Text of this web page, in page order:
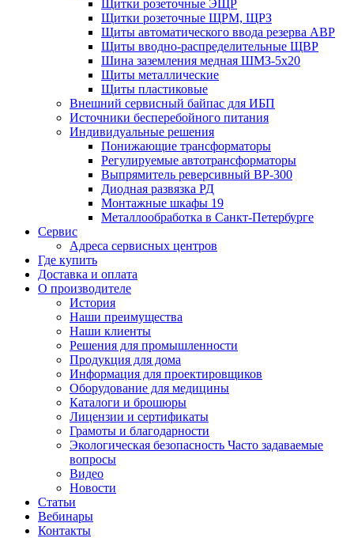
Щитки розеточные ЭЩР
Щитки розеточные ЩРМ, ЩРЗ
Щиты автоматического ввода резерва АВР
Щиты вводно-распределительные ЩВР
Шина заземления медная ШМЗ-5х20
Щиты металлические
Щиты пластиковые
Внешний сервисный байпас для ИБП
Источники бесперебойного питания
Индивидуальные решения
Понижающие трансформаторы
Регулируемые автотрансформаторы
Выпрямитель реверсивный ВР-300
Диодная развязка РД
Монтажные шкафы 19
Металлообработка в Санкт-Петербурге
Сервис
Адреса сервисных центров
Где купить
Доставка и оплата
О производителе
История
Наши преимущества
Наши клиенты
Решения для промышленности
Продукция для дома
Информация для проектировщиков
Оборудование для медицины
Каталоги и брошюры
Лицензии и сертификаты
Грамоты и благодарности
Экологическая безопасность Часто задаваемые
вопросы
Видео
Новости
Статьи
Вебинары
Контакты